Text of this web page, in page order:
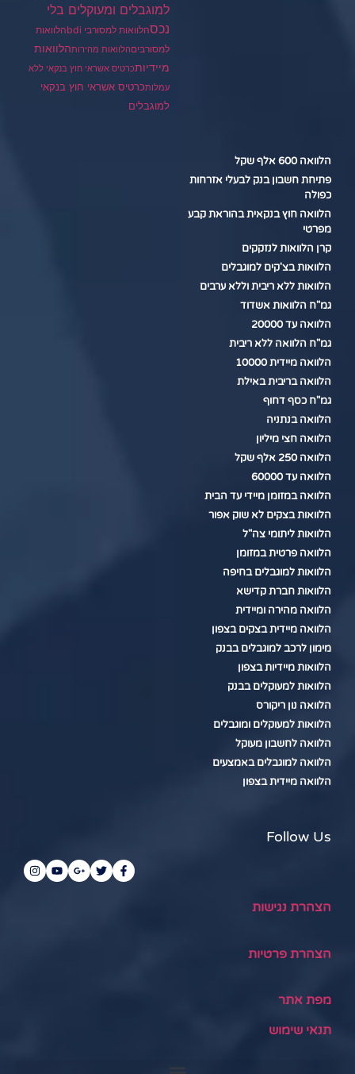
למוגבלים ומעוקלים בלי
נכסהלוואות למסורבי bdi
הלוואות
למסורביםהלוואות מהירותהלוואות
מיידיותכרטיס אשראי חוץ בנקאי ללא
עמלותכרטיס אשראי חוץ בנקאי
למוגבלים
הלוואה 600 אלף שקל
פתיחת חשבון בנק לבעלי אזרחות
כפולה
הלוואה חוץ בנקאית בהוראת קבע
מפרטי
קרן הלוואות לנזקקים
הלוואות בצ'קים למוגבלים
הלוואות ללא ריבית וללא ערבים
גמ"ח הלוואות אשדוד
הלוואה עד 20000
גמ"ח הלוואה ללא ריבית
הלוואה מיידית 10000
הלוואה בריבית באילת
גמ"ח כסף דחוף
הלוואה בנתניה
הלוואה חצי מיליון
הלוואה 250 אלף שקל
הלוואה עד 60000
הלוואה במזומן מיידי עד הבית
הלוואות בצקים לא שוק אפור
הלוואות ליתומי צה"ל
הלוואה פרטית במזומן
הלוואות למוגבלים בחיפה
הלוואות חברת קדישא
הלוואה מהירה ומיידית
הלוואה מיידית בצקים בצפון
מימון לרכב למוגבלים בבנק
הלוואות מיידיות בצפון
הלוואות למעוקלים בבנק
הלוואה נון ריקורס
הלוואות למעוקלים ומוגבלים
הלוואה לחשבון מעוקל
הלוואה למוגבלים באמצעים
הלוואה מיידית בצפון
Follow Us
הצהרת נגישות
הצהרת פרטיות
מפת אתר
תנאי שימוש